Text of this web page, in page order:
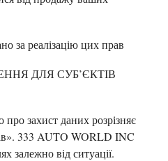
за реалізацію цих прав
ДЛЯ СУБ’ЄКТІВ
захист даних розрізняє
333 AUTO WORLD INC
залежно від ситуації.